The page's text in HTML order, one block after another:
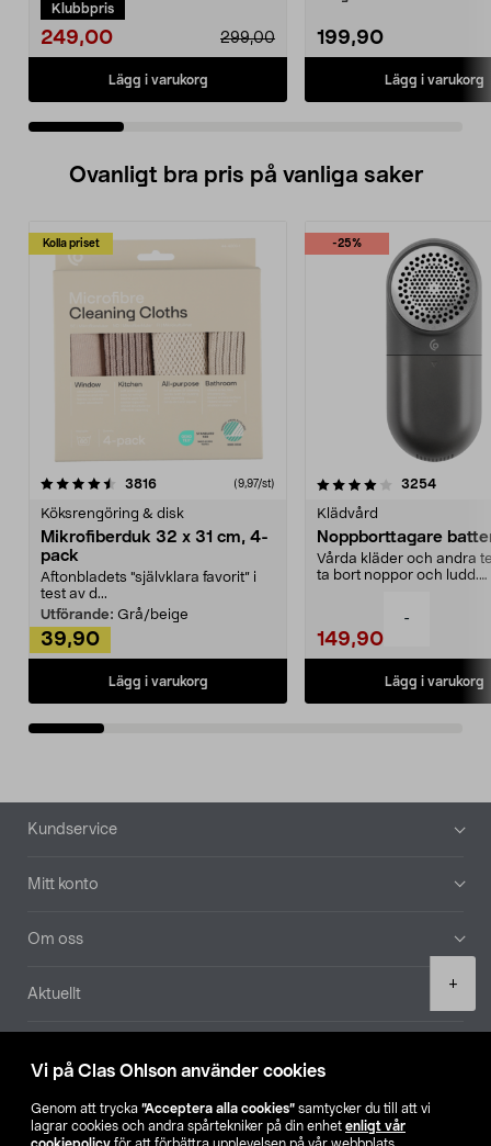
Vi på Clas Ohlson använder cookies
Genom att trycka ”Acceptera alla cookies” samtycker du till att vi
lagrar cookies och andra spårtekniker på din enhet enligt vår
-
+
rostfritt stål –...
Klubbpris
249,00 299,00
Lägg i varukorg
199,90
Lägg i varukorg
Ovanligt bra pris på vanliga saker
Kolla priset
3816recensioner (9,97/st)
Köksrengöring & disk
Mikrofiberduk 32 x 31 cm, 4-
pack
Aftonbladets "självklara favorit” i
test av d...
Utförande: Grå/beige
39,90
Lägg i varukorg
-25%
4.0av 5 stjärnor 3254
Klädvård
Noppborttagare
Vårda kläder och andra
ta bort noppor och ludd.
149,90
Lägg i varukorg
4.5av 5 stjärnor
Sidfot
Kundservice
Mitt konto
Om oss
Aktuellt
Hitta butik